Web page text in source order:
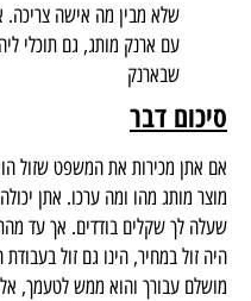
שלא מבין מה אישה צריכה.
עם ארנק מותג, גם תוכלי
שבארנק
סיכום דבר
אם אתן מכירות את המשפט שזול
מוצר מותג מהו ומה ערכו. אתן
שעלה לך שקלים בודדים. אך עד
היה זול במחיר, הינו גם זול
מושלם עבורך והוא ממש לטעמך,